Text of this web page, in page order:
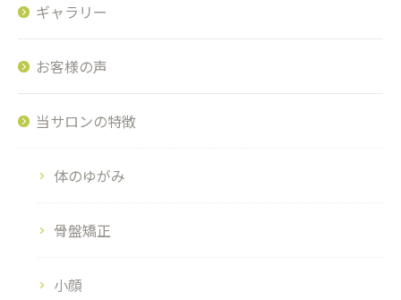
ギャラリー
お客様の声
当サロンの特徴
体のゆがみ
骨盤矯正
小顔